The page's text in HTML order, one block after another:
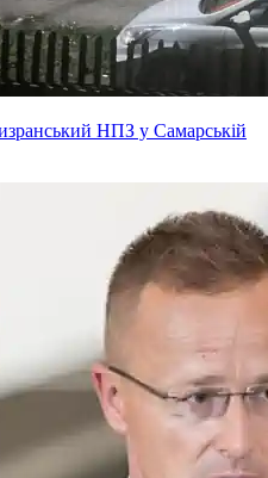
НПЗ у Самарській